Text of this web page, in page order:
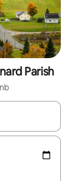
Parish
med upp- och